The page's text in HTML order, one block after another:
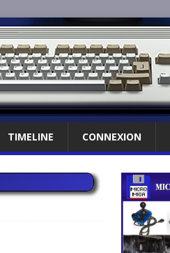
TIMELINE CONNEXION